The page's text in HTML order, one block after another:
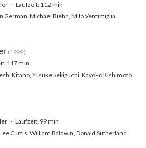
Laufzeit: 112 min
German, Michael Biehn, Milo Ventimiglia
(1999)
117 min
Kitano, Yusuke Sekiguchi, Kayoko Kishimoto
Laufzeit: 99 min
Curtis, William Baldwin, Donald Sutherland